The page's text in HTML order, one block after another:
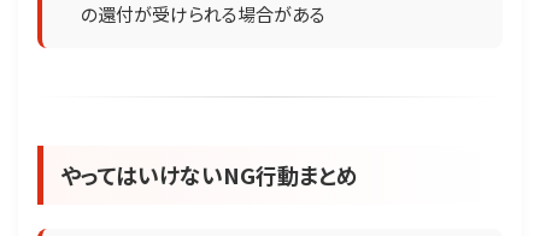
の還付が受けられる場合がある
やってはいけないNG行動まとめ